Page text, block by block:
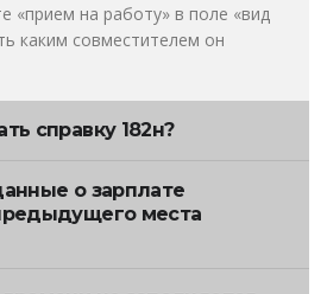
«прием на работу» в поле «вид
каким совместителем он
справку 182н?
о зарплате
места